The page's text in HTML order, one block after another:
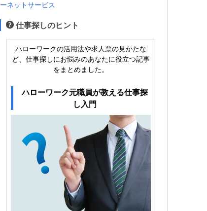
ーネットサービス
仕事探しのヒント
ハローワークの活用法や求人票の見かたな
ど、仕事探しにお悩みのあなたに役立つ記事
をまとめました。
ハローワーク元職員が教える仕事探
し入門